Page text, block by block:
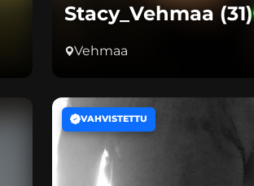
Stacy_Vehmaa (31)
Vehmaa
VAHVISTETTU